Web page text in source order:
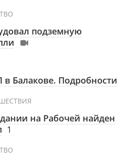
подземную
Балакове. Подробности
на Рабочей найден
1